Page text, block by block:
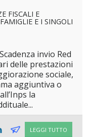
FISCALI E
E I SINGOLI
invio Red
delle prestazioni
sociale,
aggiuntiva o
la
LEGGI TUTTO